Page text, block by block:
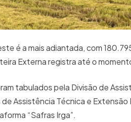
é a mais adiantada, com
Externa registra até o
tabulados pela Divisão de
Assistência Técnica e
“Safras Irga”.